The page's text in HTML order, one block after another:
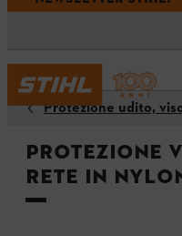
Protezione udito,
Protezione
rete in nylon